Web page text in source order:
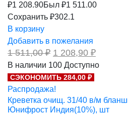
₽1 208.90Был ₽1 511.00
Сохранить ₽302.1
В корзину
Добавить в пожелания
1 511,00₽ Первоначальная
цена
составляла
1
511,00 ₽.
1 208,90 ₽Текущая
1
В наличии 100 Доступно
СЭКОНОМИТЬ 284,00 ₽
Распродажа!
Креветка очищ. 31/40 в/м
Юнифрост Индия(10%), шт